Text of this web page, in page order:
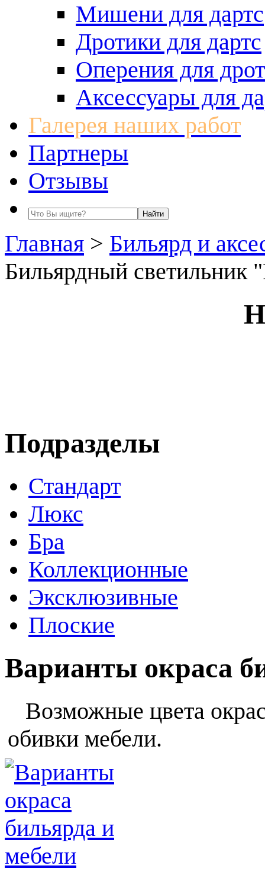
Мишени для дартс
Дротики для дартс
Оперения для
Аксессуары для
Галерея наших работ
Партнеры
Отзывы
Главная > Бильярд и
Бильярдный светильник
Подразделы
Стандарт
Люкс
Бра
Коллекционные
Эксклюзивные
Плоские
Варианты окраса
Возможные цвета
обивки мебели.